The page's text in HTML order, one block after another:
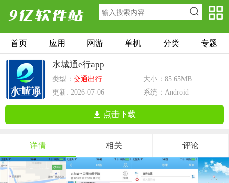
首页 应用 网游 单机 分类 专题
水城通e行app
类型： 交通出行
大小：85.65MB
更新: 2026-07-06
系统：Android
点击下载
详情 相关 评论